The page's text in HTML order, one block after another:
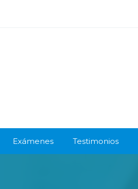
Exámenes Testimonios